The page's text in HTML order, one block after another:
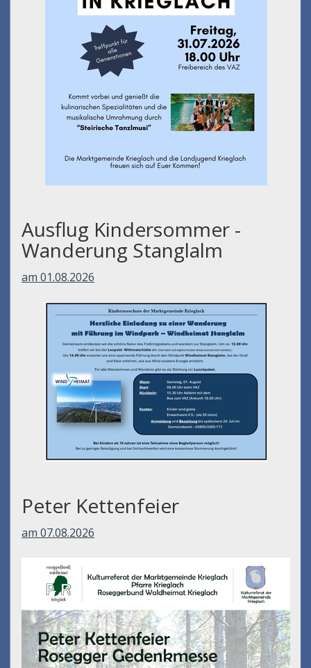
Ausflug Kindersommer -
Wanderung Stanglalm
am 01.08.2026
Peter Kettenfeier
am 07.08.2026